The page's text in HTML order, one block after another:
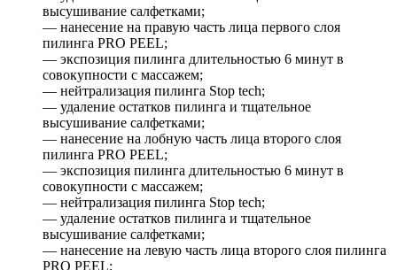
высушивание салфетками;
— нанесение на правую часть лица первого слоя
пилинга PRO PEEL;
— экспозиция пилинга длительностью 6 минут в
совокупности с массажем;
— нейтрализация пилинга Stop tech;
— удаление остатков пилинга и тщательное
высушивание салфетками;
— нанесение на лобную часть лица второго слоя
пилинга PRO PEEL;
— экспозиция пилинга длительностью 6 минут в
совокупности с массажем;
— нейтрализация пилинга Stop tech;
— удаление остатков пилинга и тщательное
высушивание салфетками;
— нанесение на левую часть лица второго слоя пилинга
PRO PEEL;